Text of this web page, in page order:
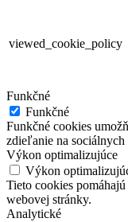
viewed_cookie_policy
Funkčné
Funkčné
Funkčné cookies
zdieľanie na sociálnych
Výkon optimalizujúce
Výkon
Tieto cookies
webovej stránky.
Analytické